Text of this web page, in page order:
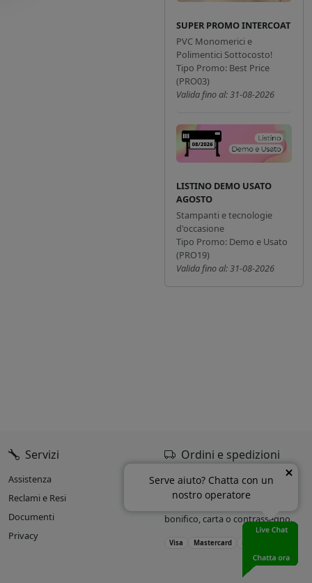
SUPER PROMO INTERCOAT
PVC Monomerici e
Polimentici Sottocosto!
Tipo Promo: Best Price
(PRO03)
Valida fino al: 31-08-2026
LISTINO DEMO USATO
AGOSTO
Stampanti e tecnologie
d'occasione
Tipo Promo: Demo e Usato
(PRO19)
Valida fino al: 31-08-2026
Servizi
Assistenza
Reclami e Resi
Documenti
Privacy
Ordini e spedizioni
Oltre il 90% delle spedizioni
entro 24h dall’ordine.
bonifico, carta o contrassegno.
Visa Mastercard
Serve aiuto? Chatta con un
nostro operatore